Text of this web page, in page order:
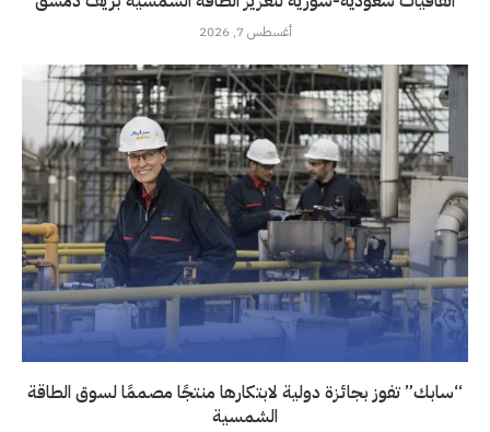
أغسطس 7, 2026
“سابك” تفوز بجائزة دولية لابتكارها منتجًا مصممًا لسوق الطاقة
الشمسية